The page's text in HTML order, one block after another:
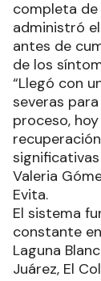
completa
administró
antes de
de los
“Llegó con
severas
proceso,
Valeria
Evita.
El sistema
constante
Laguna
Juárez, El